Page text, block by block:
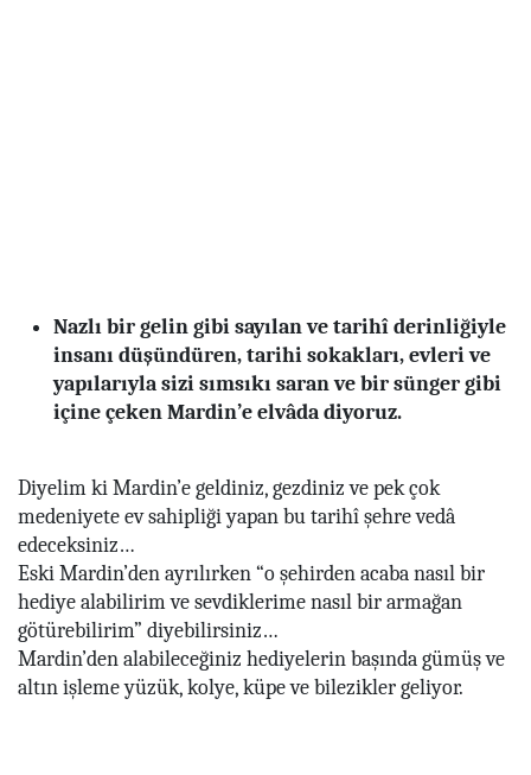
Nazlı bir gelin gibi sayılan ve tarihî derinliğiyle
insanı düşündüren, tarihi sokakları, evleri ve
yapılarıyla sizi sımsıkı saran ve bir sünger gibi
içine çeken Mardin’e elvâda diyoruz.
Diyelim ki Mardin’e geldiniz, gezdiniz ve pek çok
medeniyete ev sahipliği yapan bu tarihî şehre vedâ
edeceksiniz…
Eski Mardin’den ayrılırken “o şehirden acaba nasıl bir
hediye alabilirim ve sevdiklerime nasıl bir armağan
götürebilirim” diyebilirsiniz…
Mardin’den alabileceğiniz hediyelerin başında gümüş ve
altın işleme yüzük, kolye, küpe ve bilezikler geliyor.